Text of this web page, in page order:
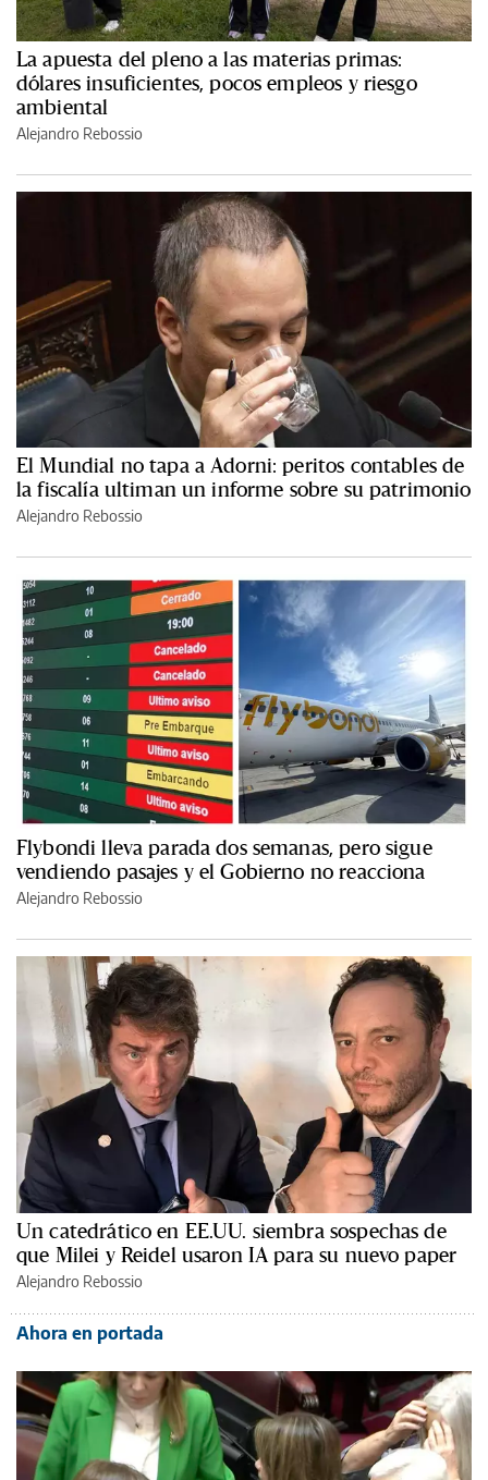
La apuesta del pleno a las materias primas:
dólares insuficientes, pocos empleos y riesgo
ambiental
Alejandro Rebossio
El Mundial no tapa a Adorni: peritos contables de
la fiscalía ultiman un informe sobre su patrimonio
Alejandro Rebossio
Flybondi lleva parada dos semanas, pero sigue
vendiendo pasajes y el Gobierno no reacciona
Alejandro Rebossio
Un catedrático en EE.UU. siembra sospechas de
que Milei y Reidel usaron IA para su nuevo paper
Alejandro Rebossio
Ahora en portada